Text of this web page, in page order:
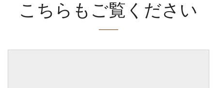
こちらもご覧ください